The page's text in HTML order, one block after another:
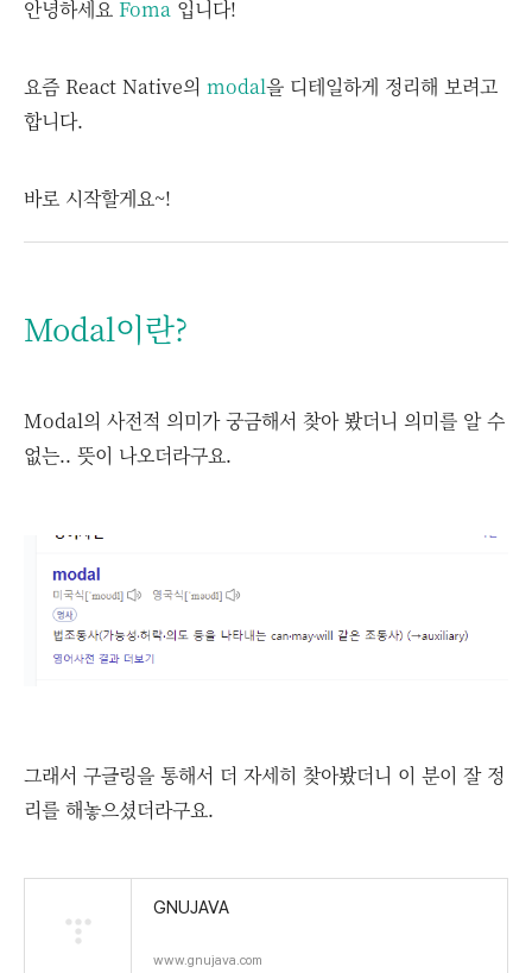
안녕하세요 Foma 입니다!
요즘 React Native의 modal을 디테일하게 정리해 보려고
합니다.
바로 시작할게요~!
Modal이란?
Modal의 사전적 의미가 궁금해서 찾아 봤더니 의미를 알 수
없는.. 뜻이 나오더라구요.
그래서 구글링을 통해서 더 자세히 찾아봤더니 이 분이 잘 정
리를 해놓으셨더라구요.
GNUJAVA
www.gnujava.com